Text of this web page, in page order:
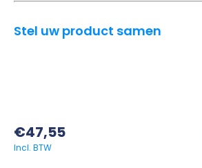
Stel uw product samen
€47,55